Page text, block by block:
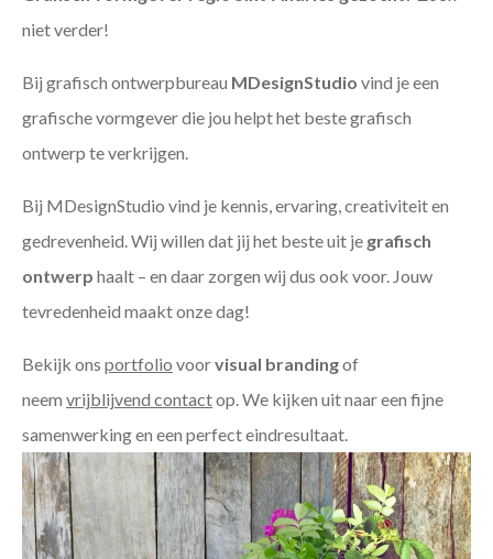
niet verder!
Bij grafisch ontwerpbureau MDesignStudio vind je een
grafische vormgever die jou helpt het beste grafisch
ontwerp te verkrijgen.
Bij MDesignStudio vind je kennis, ervaring, creativiteit en
gedrevenheid. Wij willen dat jij het beste uit je grafisch
ontwerp haalt – en daar zorgen wij dus ook voor. Jouw
tevredenheid maakt onze dag!
Bekijk ons portfolio voorvisual brandingof
neem vrijblijvend contactop. We kijken uit naar een fijne
samenwerking en een perfect eindresultaat.